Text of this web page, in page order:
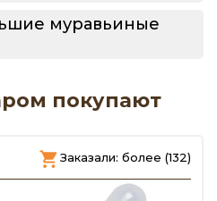
муравьиные
покупают
Заказали: более (132)